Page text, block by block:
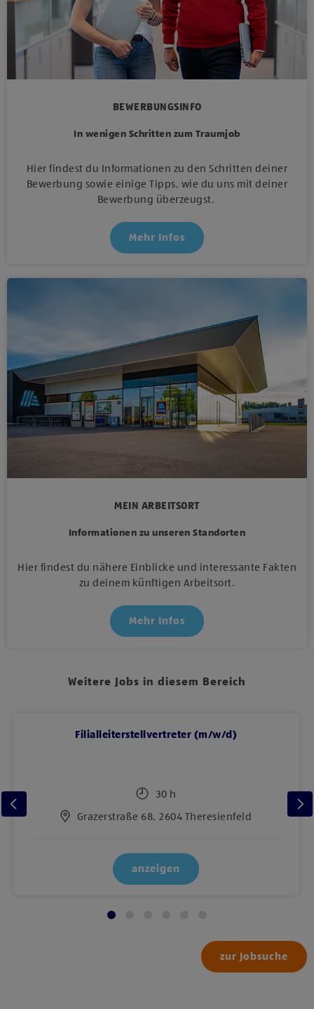
BEWERBUNGSINFO
In wenigen Schritten zum Traumjob
Hier findest du Informationen zu den Schritten deiner
Bewerbung sowie einige Tipps, wie du uns mit deiner
Bewerbung überzeugst.
Mehr Infos
MEIN ARBEITSORT
Informationen zu unseren Standorten
Hier findest du nähere Einblicke und interessante Fakten
zu deinem künftigen Arbeitsort.
Mehr Infos
Weitere Jobs in diesem Bereich
Filialleiterstellvertreter (m/w/d)
30 h
Grazerstraße 68, 2604 Theresienfeld
anzeigen
zur Jobsuche